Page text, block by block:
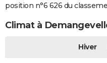
position n°6 626 du
Climat à
Hiver